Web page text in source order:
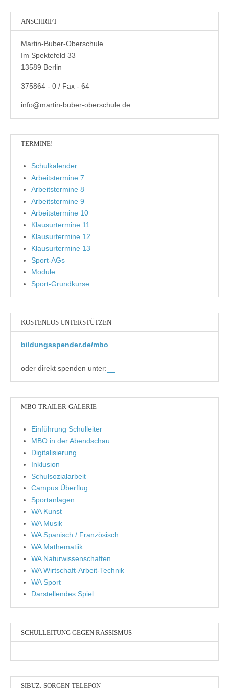
ANSCHRIFT
Martin-Buber-Oberschule
Im Spektefeld 33
13589 Berlin
375864 - 0 / Fax - 64
info@martin-buber-oberschule.de
TERMINE!
Schulkalender
Arbeitstermine 7
Arbeitstermine 8
Arbeitstermine 9
Arbeitstermine 10
Klausurtermine 11
Klausurtermine 12
Klausurtermine 13
Sport-AGs
Module
Sport-Grundkurse
KOSTENLOS UNTERSTÜTZEN
bildungsspender.de/mbo
oder direkt spenden unter:
MBO-TRAILER-GALERIE
Einführung Schulleiter
MBO in der Abendschau
Digitalisierung
Inklusion
Schulsozialarbeit
Campus Überflug
Sportanlagen
WA Kunst
WA Musik
WA Spanisch / Französisch
WA Mathematiik
WA Naturwissenschaften
WA Wirtschaft-Arbeit-Technik
WA Sport
Darstellendes Spiel
SCHULLEITUNG GEGEN RASSISMUS
SIBUZ: SORGEN-TELEFON